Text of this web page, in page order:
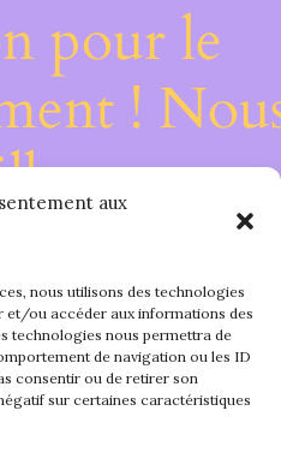
aux
nous utilisons des technologies
et/ou accéder aux informations des
technologies nous permettra de
de navigation ou les ID
consentir ou de retirer son
sur certaines caractéristiques
pour le
!
sur
chose de
–
!